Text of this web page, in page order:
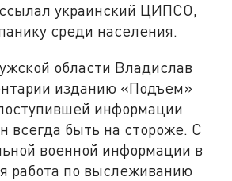
украинский ЦИПСО,
среди населения.
области Владислав
изданию «Подъем»
информации
всегда быть на стороже. С
военной информации в
работа по выслеживанию